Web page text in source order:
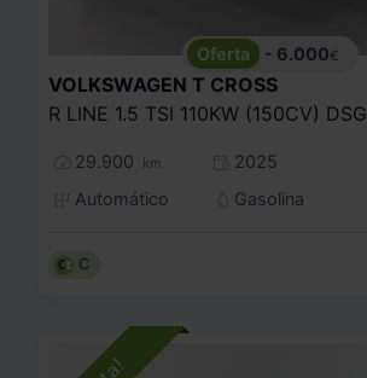
- 6.000€
VOLKSWAGEN T CROSS
R LINE 1.5 TSI 110KW (150CV) DSG
29.900 km
2025
Automático
Gasolina
C